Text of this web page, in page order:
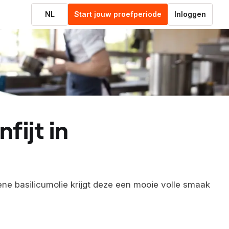
NL Start jouw proefperiode Inloggen
basilicumolie krijgt deze een mooie volle smaak